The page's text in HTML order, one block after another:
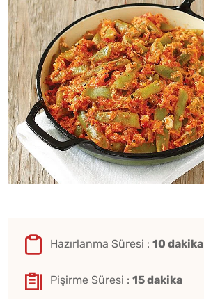
Hazırlanma Süresi : 10 dakika
Pişirme Süresi : 15 dakika